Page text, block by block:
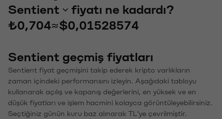
Sentient
fiyatı ne kadardı?
₺0,704≈$0,01528574
Sentient geçmiş fiyatları
Sentient fiyat geçmişini takip ederek kripto varlıkların
zaman içindeki performansını izleyin. Aşağıdaki tabloyu
kullanarak açılış ve kapanış değerlerini, en yüksek ve en
düşük fiyatları ve işlem hacmini kolayca görüntüleyebilirsiniz.
Seçtiğiniz günün kuru baz alınarak TL'ye çevrilmiştir.